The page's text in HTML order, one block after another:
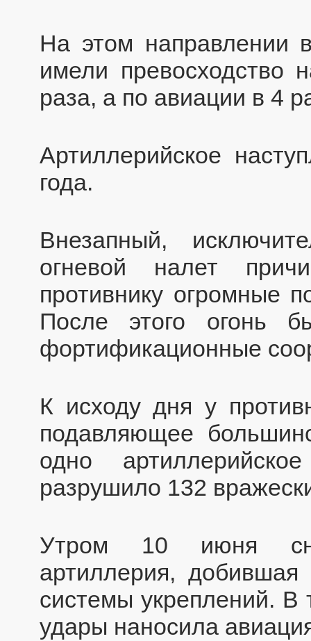
На этом направлении
имели превосходство
раза, а по авиации в 4
Артиллерийское
года.
Внезапный,
огневой налет
противнику огромные
После этого огонь
фортификационные
К исходу дня у
подавляющее
одно
разрушило 132
Утром 10 июня
артиллерия, добившая
системы укреплений.
удары наносила